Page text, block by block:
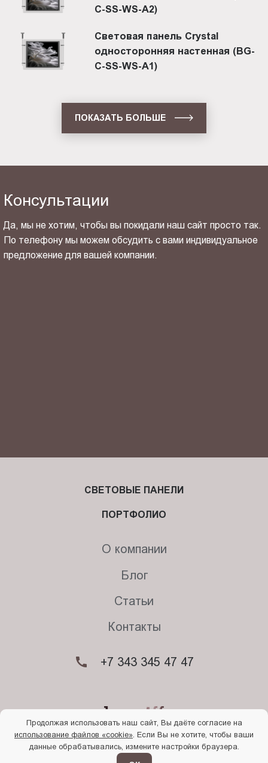
C-SS-WS-A2)
Световая панель Crystal
односторонняя настенная (BG-
C-SS-WS-A1)
ПОКАЗАТЬ БОЛЬШЕ
Консультации
Да, мы не хотим, чтобы вы покидали наш сайт просто так.
По телефону мы можем обсудить с вами индивидуальное
предложение для вашей компании.
ОТПРАВИТЬ СВОЙ КОНТАКТ
© 2026. Begriff
Политика конфиденциальности
СВЕТОВЫЕ ПАНЕЛИ
ПОРТФОЛИО
О компании
Блог
Статьи
Контакты
+7 343 345 47 47
Продолжая использовать наш сайт, Вы даёте согласие на
использование файлов «cookie» . Если Вы не хотите, чтобы ваши
данные обрабатывались, измените настройки браузера.